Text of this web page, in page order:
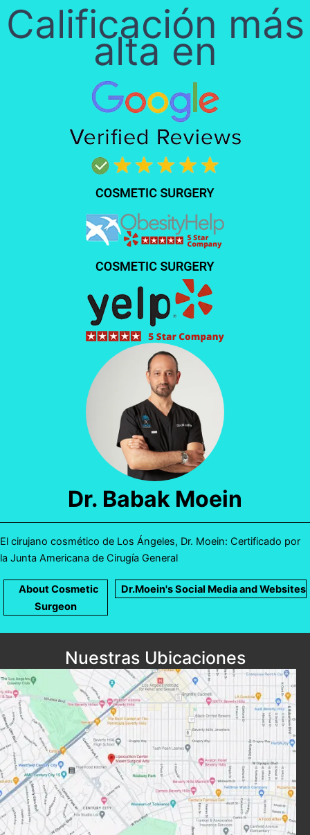
Calificación más
alta en
Dr. Babak Moein
El cirujano cosmético de Los Ángeles, Dr. Moein: Certificado por
la Junta Americana de Cirugía General
About Cosmetic
Surgeon
Dr.Moein's Social Media and Websites
Nuestras Ubicaciones